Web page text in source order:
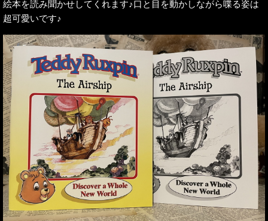
絵本を読み聞かせしてくれます♪口と目を動かしながら喋る姿は
超可愛いです♪